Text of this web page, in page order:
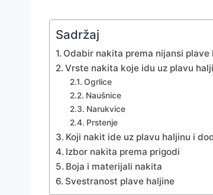
Sadržaj
Odabir nakita prema nijansi plave
Vrste nakita koje idu uz plavu
Ogrlice
Naušnice
Narukvice
Prstenje
Koji nakit ide uz plavu haljinu i
Izbor nakita prema prigodi
Boja i materijali nakita
Svestranost plave haljine